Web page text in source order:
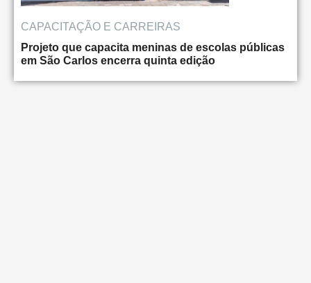
CAPACITAÇÃO E CARREIRAS
Projeto que capacita meninas de escolas públicas
em São Carlos encerra quinta edição